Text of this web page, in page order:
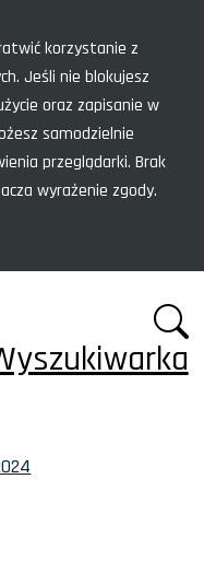
korzystanie z
Jeśli nie blokujesz
oraz zapisanie w
samodzielnie
przeglądarki. Brak
wyrażenie zgody.